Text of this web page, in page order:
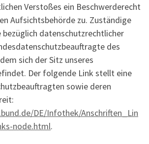
Verstoßes ein Beschwerderecht
Aufsichtsbehörde zu. Zuständige
datenschutzrechtlicher
des
sich der Sitz unseres
Der folgende Link stellt eine
sowie deren
DE/Infothek/Anschriften_Lin
node.html.